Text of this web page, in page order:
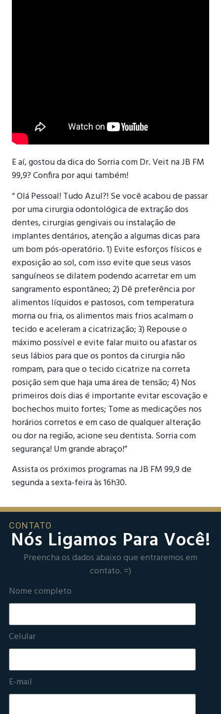
E aí, gostou da dica do Sorria com Dr. Veit na JB FM
99,9? Confira por aqui também!
“ Olá Pessoal! Tudo Azul?! Se você acabou de passar
por uma cirurgia odontológica de extração dos
dentes, cirurgias gengivais ou instalação de
implantes dentários, atenção a algumas dicas para
um bom pós-operatório. 1) Evite esforços físicos e
exposição ao sol, com isso evite que seus vasos
sanguíneos se dilatem podendo acarretar em um
sangramento espontâneo; 2) Dê preferência por
alimentos líquidos e pastosos, com temperatura
morna ou fria, os alimentos mais frios acalmam o
tecido e aceleram a cicatrização; 3) Repouse o
máximo possível e evite falar muito ou afastar os
seus lábios para que os pontos da cirurgia não
rompam, para que o tecido cicatrize na correta
posição sem que haja uma área de tensão; 4) Nos
primeiros dois dias é importante evitar escovação e
bochechos muito fortes; Tome as medicações nos
horários corretos e em caso de qualquer alteração
ou dor na região, acione seu dentista. Sorria com
segurança! Um grande abraço!”
Assista os próximos programas na JB FM 99,9 de
segunda a sexta-feira às 16h30.
CONTATO
Nós Ligamos Para Você!
Preencha os dados abaixo que entraremos em
contato. =)
Nome completo
Celular
E-mail